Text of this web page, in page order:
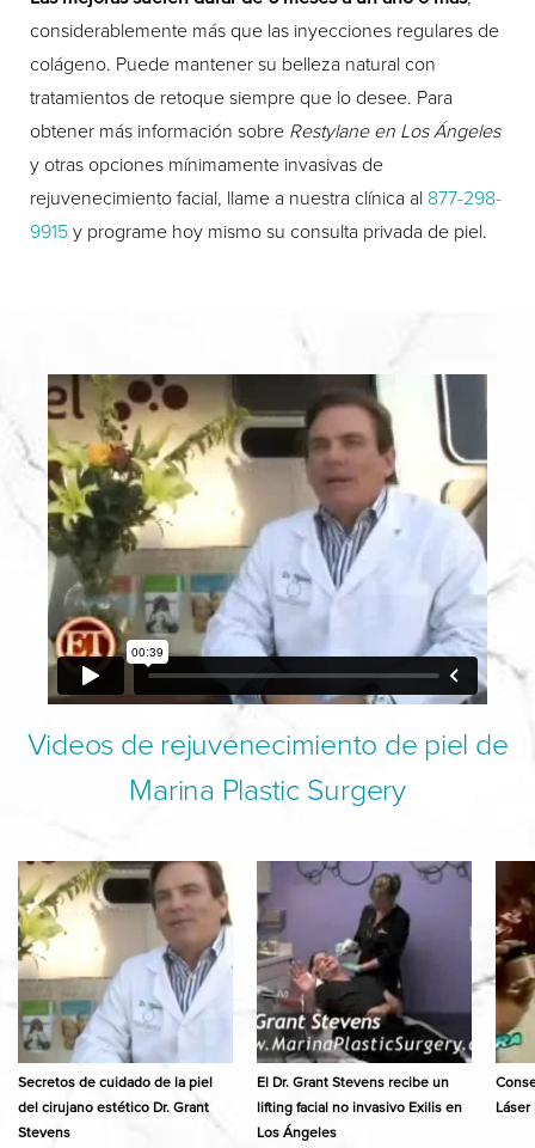
considerablemente más que las inyecciones regulares de
colágeno. Puede mantener su belleza natural con
tratamientos de retoque siempre que lo desee. Para
obtener más información sobre Restylane en Los Ángeles
y otras opciones mínimamente invasivas de
rejuvenecimiento facial, llame a nuestra clínica al 877-298-
9915y programe hoy mismo su consulta privada de piel.
Videos de rejuvenecimiento de piel de
Marina Plastic Surgery
Secretos de cuidado de la piel
del cirujano estético Dr. Grant
Stevens
El Dr. Grant Stevens recibe un
lifting facial no invasivo Exilis en
Los Ángeles
Láser